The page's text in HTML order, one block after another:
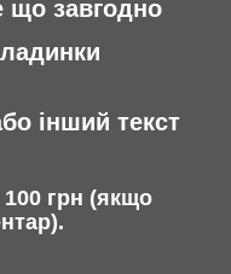
що завгодно
інший текст
грн (якщо